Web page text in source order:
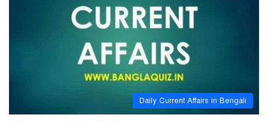
Daily Current Affairs in Bengali